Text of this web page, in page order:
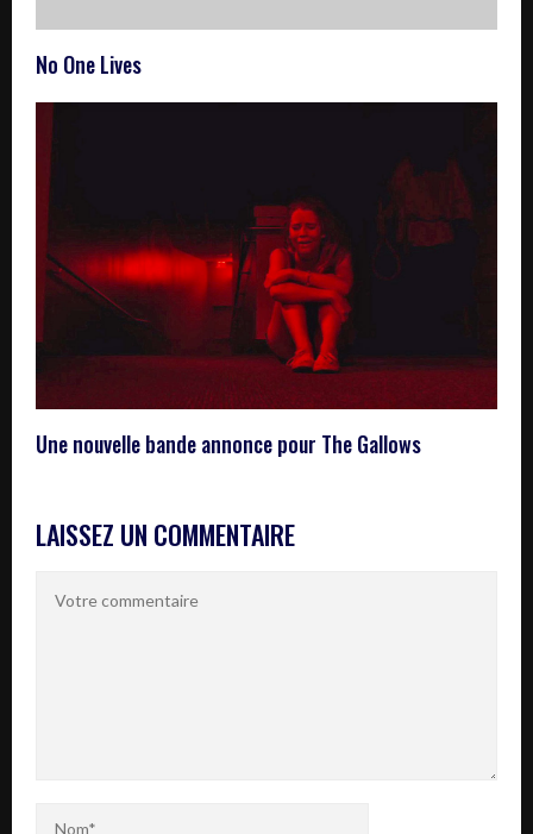
No One Lives
Une nouvelle bande annonce pour The Gallows
LAISSEZ UN COMMENTAIRE